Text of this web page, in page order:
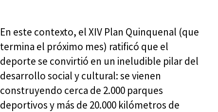
En este contexto, el XIV Plan Quinquenal (que
termina el próximo mes) ratificó que el
deporte se convirtió en un ineludible pilar del
desarrollo social y cultural: se vienen
construyendo cerca de 2.000 parques
deportivos y más de 20.000 kilómetros de